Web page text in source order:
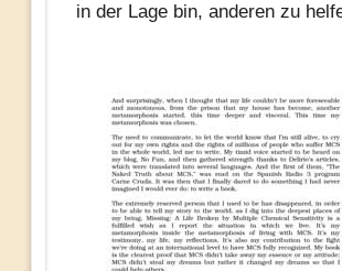
in der Lage bin, anderen zu